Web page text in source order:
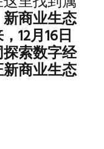
新商业生态
12月16日
索数字经
商业生态